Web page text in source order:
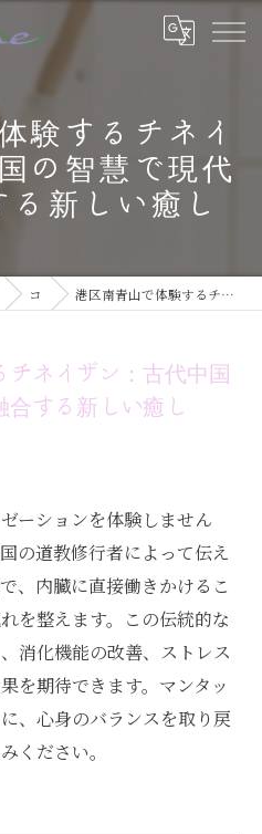
験するチネイ
の智慧で現代
新しい癒し
コラム 港区南青山で体験するチネイザン：古代中国の智慧で現代医学と融合する新しい癒し
ネイザン：古代中国
する新しい癒し
ーションを体験しません
の道教修行者によって伝え
、内臓に直接働きかけるこ
を整えます。この伝統的な
消化機能の改善、ストレス
を期待できます。マンタッ
、心身のバランスを取り戻
ください。